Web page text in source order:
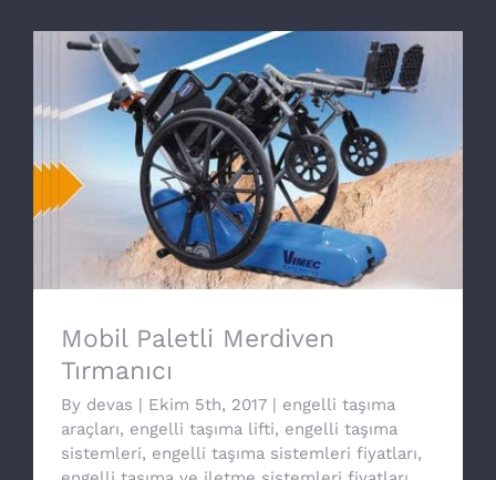
Mobil Paletli Merdiven Tırmanıcı
Mobil Paletli Merdiven
Tırmanıcı
By devas | Ekim 5th, 2017 | engelli taşıma
araçları, engelli taşıma lifti, engelli taşıma
sistemleri, engelli taşıma sistemleri fiyatları,